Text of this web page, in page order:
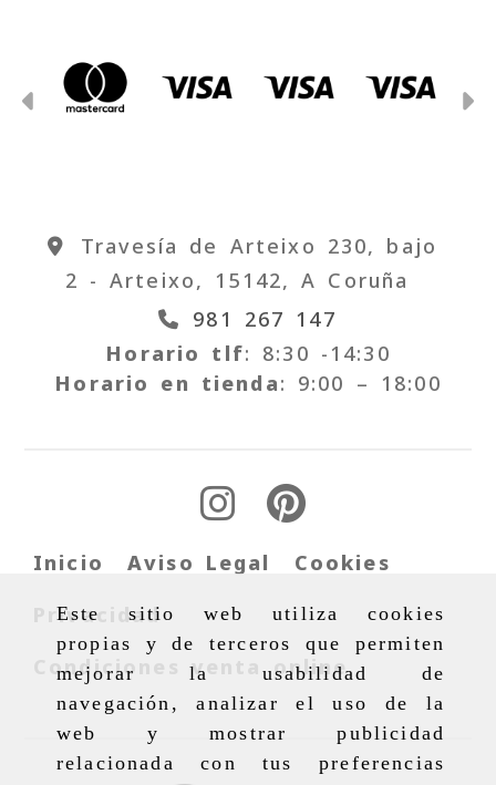
Este sitio web utiliza cookies
propias y de terceros que permiten
mejorar la usabilidad de
navegación, analizar el uso de la
web y mostrar publicidad
relacionada con tus preferencias
Anterior
Travesía de Arteixo 230, bajo
2 - Arteixo, 15142,A Coruña
981 267 147
Horario tlf: 8:30 -14:30
Horario en tienda: 9:00 – 18:00
Inicio Aviso Legal
Cookies
Privacidad
Condiciones venta online